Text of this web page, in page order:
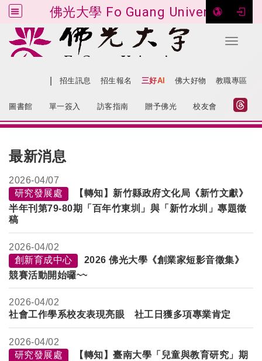
佛光大學 Fo Guang University
Toggle
跳到主要內容
招生訊息 招生報名 三好AI 佛大好物 教職專區
圖書館 單一簽入 訪客指南 贈予佛光 校友會
最新消息
2026-04/07
研究發展處
【轉知】新竹縣政府文化局《新竹文獻》
半年刊第79-80期「百年竹東圳」與「新竹水圳」專題徵
稿
2026-04/02
創新育成中心
2026 佛光大學《創業家短影音徵集》
競賽活動開始囉~~
2026-04/02
社會工作學系校友表現亮眼 社工日獲多項專業肯定
2026-04/02
研究發展處
【轉知】臺南大學「兒童與教育研究」期